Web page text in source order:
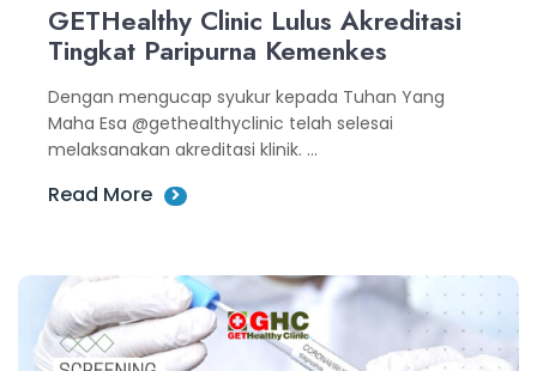
GETHealthy Clinic Lulus Akreditasi
Tingkat Paripurna Kemenkes
Dengan mengucap syukur kepada Tuhan Yang
Maha Esa @gethealthyclinic telah selesai
melaksanakan akreditasi klinik. ...
Read More